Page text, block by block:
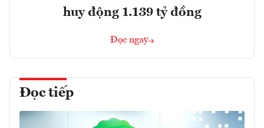
huy động 1.139 tỷ đồng
Đọc ngay
Đọc tiếp